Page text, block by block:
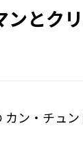
とク
ン・チュン